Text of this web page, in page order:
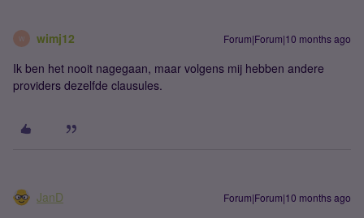
W wimj12 Forum|Forum|10 months ago
Ik ben het nooit nagegaan, maar volgens mij hebben andere
providers dezelfde clausules.
JanD Forum|Forum|10 months ago